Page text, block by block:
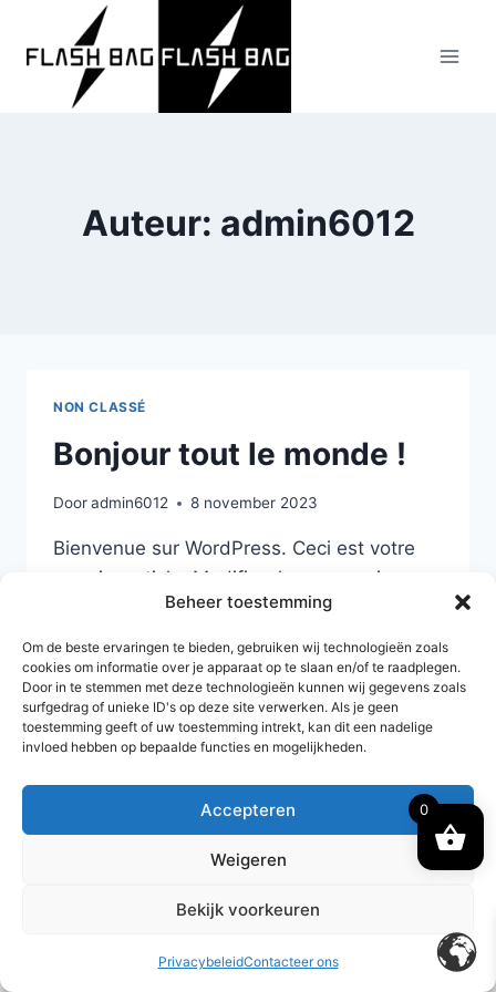
Beheer toestemming
Om de beste ervaringen te bieden, gebruiken wij technologieën zoals
cookies om informatie over je apparaat op te slaan en/of te raadplegen.
Door in te stemmen met deze technologieën kunnen wij gegevens zoals
surfgedrag of unieke ID's op deze site verwerken. Als je geen
toestemming geeft of uw toestemming intrekt, kan dit een nadelige
invloed hebben op bepaalde functies en mogelijkheden.
Accepteren
Weigeren
Bekijk voorkeuren
PrivacybeleidContacteer ons
naar
inhoud
Auteur: admin6012
NON CLASSÉ
Bonjour tout le monde !
Dooradmin6012 8 november 2023
Bienvenue sur WordPress. Ceci est votre
premier article. Modifiez-le ou supprimez-
le, puis commencez à écrire !
LEES MEERBONJOUR
TOUT
LE
MONDE !
© 2026 Flash Bag
0